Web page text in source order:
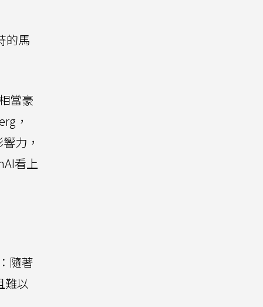
的馬
當豪
，
力，
看上
隨著
難以